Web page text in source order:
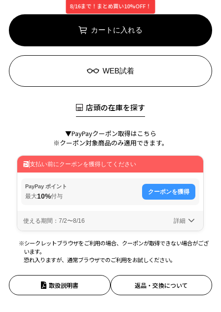
8/16まで！まとめ買い10%OFF！
カートに入れる
WEB試着
店頭の在庫を探す
▼PayPayクーポン取得はこちら
※クーポン対象商品のみ適用できます。
※シークレットブラウザをご利用の場合、クーポンが取得できない場合がござ
います。
恐れ入りますが、通常ブラウザでのご利用をお試しください。
取扱説明書 返品・交換について